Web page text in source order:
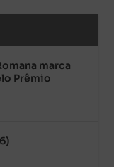
marca
Prêmio